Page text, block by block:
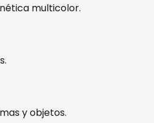
multicolor.
y objetos.